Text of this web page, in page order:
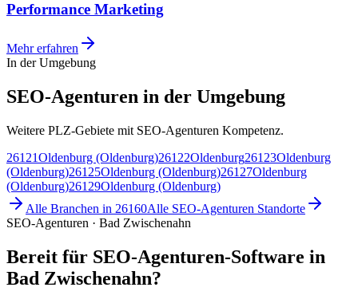
Performance Marketing
Mehr erfahren
In der Umgebung
SEO-Agenturen in der Umgebung
Weitere PLZ-Gebiete mit SEO-Agenturen Kompetenz.
26121Oldenburg (Oldenburg)26122Oldenburg26123Oldenburg
(Oldenburg)26125Oldenburg (Oldenburg)26127Oldenburg
(Oldenburg)26129Oldenburg (Oldenburg)
Alle Branchen in 26160Alle SEO-Agenturen Standorte
SEO-Agenturen · Bad Zwischenahn
Bereit für SEO-Agenturen-Software in
Bad Zwischenahn?